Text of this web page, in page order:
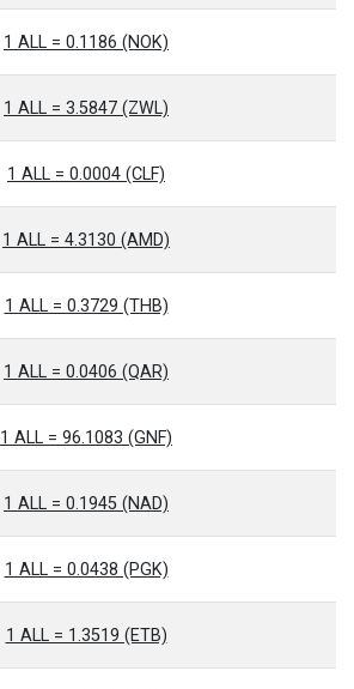
1 ALL = 0.1186 (NOK)
1 ALL = 3.5847 (ZWL)
1 ALL = 0.0004 (CLF)
1 ALL = 4.3130 (AMD)
1 ALL = 0.3729 (THB)
1 ALL = 0.0406 (QAR)
1 ALL = 96.1083 (GNF)
1 ALL = 0.1945 (NAD)
1 ALL = 0.0438 (PGK)
1 ALL = 1.3519 (ETB)